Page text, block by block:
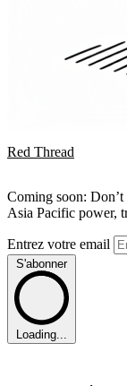
Red Thread
Coming soon:
Asia Pacific power,
Entrez votre email
S'abonner
Loading...